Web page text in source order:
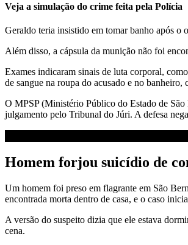
Veja a simulação do crime feita pela Polícia
Geraldo teria insistido em tomar banho após o
Além disso, a cápsula da munição não foi
Exames indicaram sinais de luta corporal,
de sangue na roupa do acusado e no
O MPSP (Ministério Público do Estado de
julgamento pelo Tribunal do Júri. A defesa
Homem forjou suicídio de
Um homem foi preso em flagrante em São
encontrada morta dentro de casa, e o caso
A versão do suspeito dizia que ele estava
cena.